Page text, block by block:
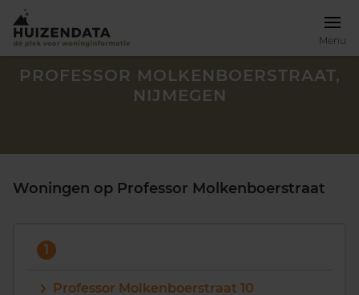
Menu
PROFESSOR MOLKENBOERSTRAAT,
NIJMEGEN
Woningen op Professor Molkenboerstraat
1
Professor Molkenboerstraat 10